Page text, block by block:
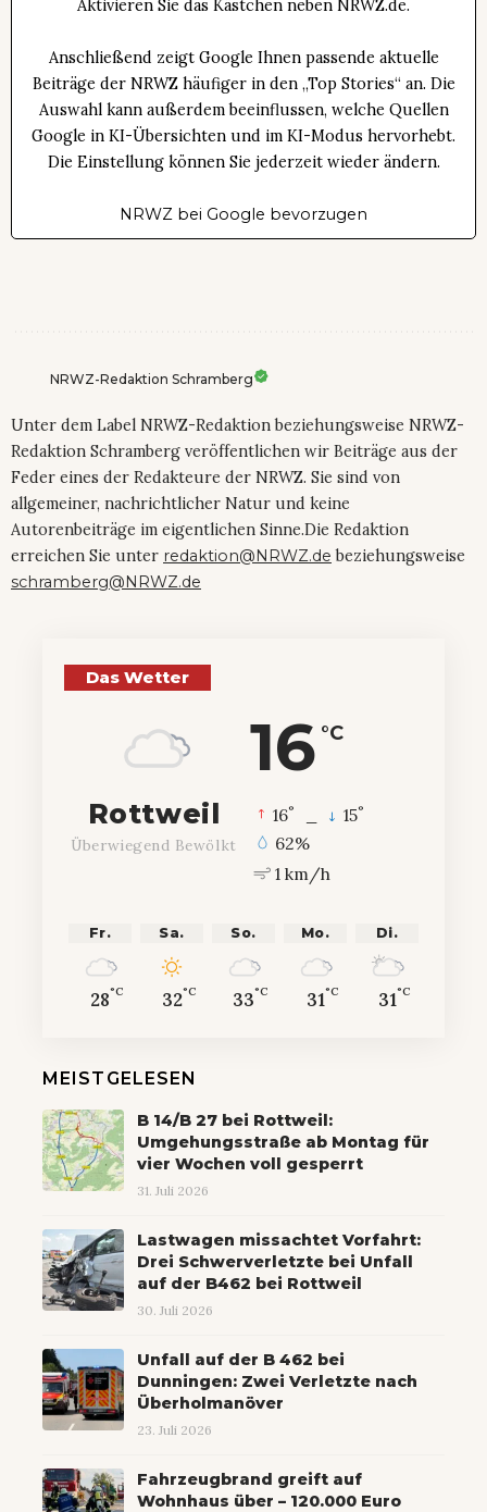
Aktivieren Sie das Kästchen neben NRWZ.de.
Anschließend zeigt Google Ihnen passende aktuelle
Beiträge der NRWZ häufiger in den „Top Stories“ an. Die
Auswahl kann außerdem beeinflussen, welche Quellen
Google in KI-Übersichten und im KI-Modus hervorhebt.
Die Einstellung können Sie jederzeit wieder ändern.
NRWZ bei Google bevorzugen
NRWZ-Redaktion Schramberg
Unter dem Label NRWZ-Redaktion beziehungsweise NRWZ-
Redaktion Schramberg veröffentlichen wir Beiträge aus der
Feder eines der Redakteure der NRWZ. Sie sind von
allgemeiner, nachrichtlicher Natur und keine
Autorenbeiträge im eigentlichen Sinne.Die Redaktion
erreichen Sie unter redaktion@NRWZ.de beziehungsweise
schramberg@NRWZ.de
Das Wetter
16 °C
Rottweil
Überwiegend Bewölkt
16° 15°
62%
1 km/h
Fr.
28°C
Sa.
32°C
So.
33°C
Mo.
31°C
Di.
31°C
MEISTGELESEN
B 14/B 27 bei Rottweil:
Umgehungsstraße ab Montag für
vier Wochen voll gesperrt
31. Juli 2026
Lastwagen missachtet Vorfahrt:
Drei Schwerverletzte bei Unfall
auf der B462 bei Rottweil
30. Juli 2026
Unfall auf der B 462 bei
Dunningen: Zwei Verletzte nach
Überholmanöver
23. Juli 2026
Fahrzeugbrand greift auf
Wohnhaus über – 120.000 Euro